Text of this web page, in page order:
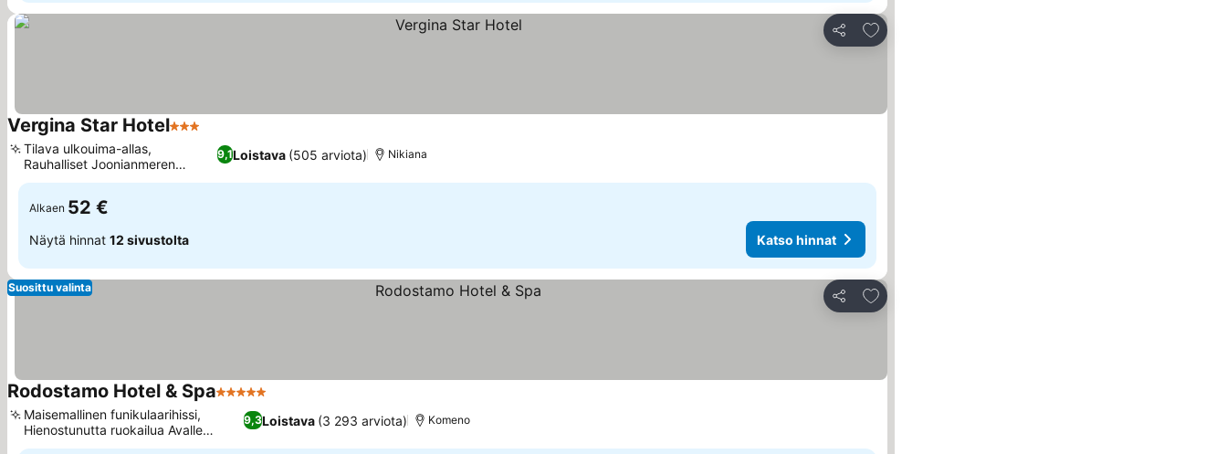
Jaa
Lisää suosikkeihin
Vergina Star Hotel3 Tähtiluokitus
9,1Loistava (505 arviota)
Tilava ulkouima-allas,
Rauhalliset Joonianmeren
näkymät
Nikiana
Alkaen 52 €
Näytä hinnat 12 sivustolta Katso hinnat
Jaa
Lisää suosikkeihin
Suosittu valinta
Rodostamo Hotel & Spa5 Tähtiluokitus
9,3Loistava (3 293 arviota)
Maisemallinen funikulaarihissi,
Hienostunutta ruokailua Avalle
Bistrossa
Komeno